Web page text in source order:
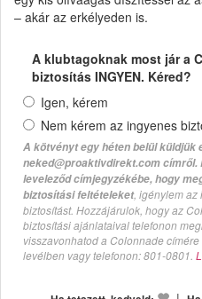
– akár az erkélyeden is.
A klubtagoknak most jár a
biztosítás INGYEN. Kéred?
Igen, kérem
Nem kérem az ingyenes
A kötvényt egy héten belül küldjük
neked@proaktivdirekt.com címről.
leveleződ címjegyzékébe, hogy
biztosítási feltételeket, igénylem az
biztosítást. Hozzájárulok, hogy az
biztosítási ajánlataival telefonon
visszavonhatod a Colonnade
levélben vagy telefonon: 801-0801.